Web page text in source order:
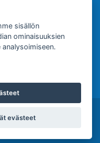
ry.
ry. |Tietosuojaseloste
sisällön
ominaisuuksien
evästeet